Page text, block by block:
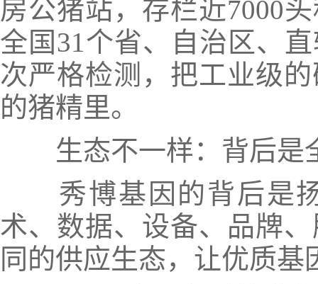
房公猪站，存栏近7000
全国31个省、自治区、
次严格检测，把工业级
的猪精里。
生态不一样：背后是
秀博基因的背后是扬
术、数据、设备、品牌
同的供应生态，让优质